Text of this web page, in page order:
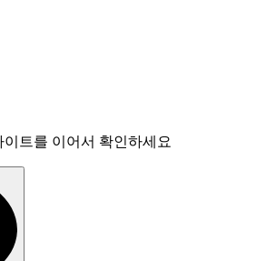
트를 이어서 확인하세요